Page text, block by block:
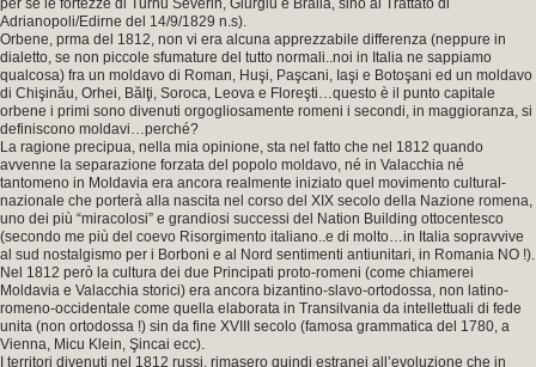
per sé le fortezze di Turnu Severin, Giurgiu e Brăila, sino al Trattato di
Adrianopoli/Edirne del 14/9/1829 n.s).
Orbene, prma del 1812, non vi era alcuna apprezzabile differenza (neppure in
dialetto, se non piccole sfumature del tutto normali..noi in Italia ne sappiamo
qualcosa) fra un moldavo di Roman, Huşi, Paşcani, Iaşi e Botoşani ed un moldavo
di Chişinău, Orhei, Bălţi, Soroca, Leova e Floreşti…questo è il punto capitale
orbene i primi sono divenuti orgogliosamente romeni i secondi, in maggioranza, si
definiscono moldavi…perché?
La ragione precipua, nella mia opinione, sta nel fatto che nel 1812 quando
avvenne la separazione forzata del popolo moldavo, né in Valacchia né
tantomeno in Moldavia era ancora realmente iniziato quel movimento cultural-
nazionale che porterà alla nascita nel corso del XIX secolo della Nazione romena,
uno dei più “miracolosi” e grandiosi successi del Nation Building ottocentesco
(secondo me più del coevo Risorgimento italiano..e di molto…in Italia sopravvive
al sud nostalgismo per i Borboni e al Nord sentimenti antiunitari, in Romania NO !).
Nel 1812 però la cultura dei due Principati proto-romeni (come chiamerei
Moldavia e Valacchia storici) era ancora bizantino-slavo-ortodossa, non latino-
romeno-occidentale come quella elaborata in Transilvania da intellettuali di fede
unita (non ortodossa !) sin da fine XVIII secolo (famosa grammatica del 1780, a
Vienna, Micu Klein, Şincai ecc).
I territori divenuti nel 1812 russi, rimasero quindi estranei all’evoluzione che in